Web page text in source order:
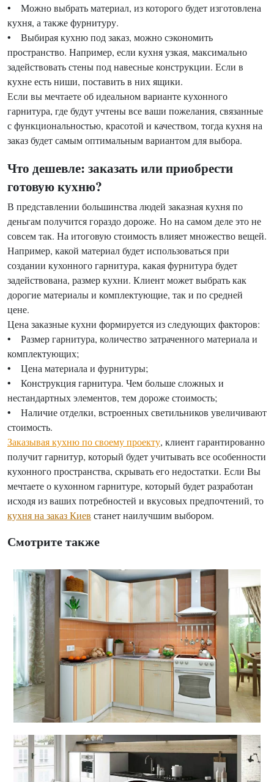
• Можно выбрать материал, из которого будет изготовлена
кухня, а также фурнитуру.
• Выбирая кухню под заказ, можно сэкономить
пространство. Например, если кухня узкая, максимально
задействовать стены под навесные конструкции. Если в
кухне есть ниши, поставить в них ящики.
Если вы мечтаете об идеальном варианте кухонного
гарнитура, где будут учтены все ваши пожелания, связанные
с функциональностью, красотой и качеством, тогда кухня на
заказ будет самым оптимальным вариантом для выбора.
Что дешевле: заказать или приобрести
готовую кухню?
В представлении большинства людей заказная кухня по
деньгам получится гораздо дороже. Но на самом деле это не
совсем так. На итоговую стоимость влияет множество вещей.
Например, какой материал будет использоваться при
создании кухонного гарнитура, какая фурнитура будет
задействована, размер кухни. Клиент может выбрать как
дорогие материалы и комплектующие, так и по средней
цене.
Цена заказные кухни формируется из следующих факторов:
• Размер гарнитура, количество затраченного материала и
комплектующих;
• Цена материала и фурнитуры;
• Конструкция гарнитура. Чем больше сложных и
нестандартных элементов, тем дороже стоимость;
• Наличие отделки, встроенных светильников увеличивают
стоимость.
Заказывая кухню по своему проекту, клиент гарантированно
получит гарнитур, который будет учитывать все особенности
кухонного пространства, скрывать его недостатки. Если Вы
мечтаете о кухонном гарнитуре, который будет разработан
исходя из ваших потребностей и вкусовых предпочтений, то
кухня на заказ Киев станет наилучшим выбором.
Смотрите также